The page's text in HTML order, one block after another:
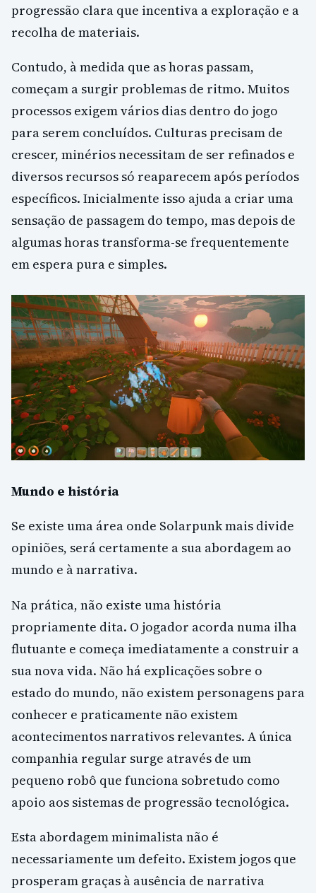
progressão clara que incentiva a exploração e a
recolha de materiais.
Contudo, à medida que as horas passam,
começam a surgir problemas de ritmo. Muitos
processos exigem vários dias dentro do jogo
para serem concluídos. Culturas precisam de
crescer, minérios necessitam de ser refinados e
diversos recursos só reaparecem após períodos
específicos. Inicialmente isso ajuda a criar uma
sensação de passagem do tempo, mas depois de
algumas horas transforma-se frequentemente
em espera pura e simples.
Mundo e história
Se existe uma área onde Solarpunk mais divide
opiniões, será certamente a sua abordagem ao
mundo e à narrativa.
Na prática, não existe uma história
propriamente dita. O jogador acorda numa ilha
flutuante e começa imediatamente a construir a
sua nova vida. Não há explicações sobre o
estado do mundo, não existem personagens para
conhecer e praticamente não existem
acontecimentos narrativos relevantes. A única
companhia regular surge através de um
pequeno robô que funciona sobretudo como
apoio aos sistemas de progressão tecnológica.
Esta abordagem minimalista não é
necessariamente um defeito. Existem jogos que
prosperam graças à ausência de narrativa